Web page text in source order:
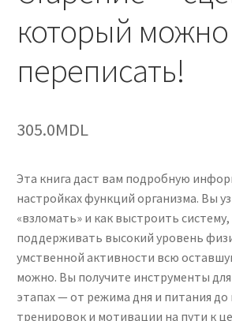
который можно
переписать!
305.0MDL
Эта книга даст вам подробную
настройках функций организма. Вы
«взломать» и как выстроить
поддерживать высокий уровень
умственной активности всю
можно. Вы получите инструменты
этапах — от режима дня и питания
тренировок и мотивации на пути к